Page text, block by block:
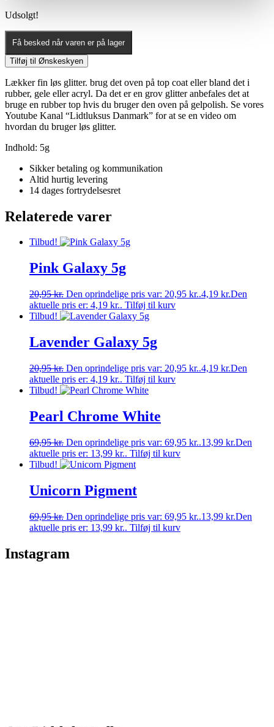
Udsolgt!
Få besked når varen er på lager
Tilføj til Ønskeskyen
Lækker fin løs glitter. brug det oven på top coat eller bland det i
rubber, gele eller acryl. Da det er en grov glitter anbefales det at
bruge en rubber top hvis du bruger den oven på gelpolish. Se vores
Youtube Kanal “Lidtluksus Danmark” for at se en video om
hvordan du bruger løs glitter.
Indhold: 5g
Sikker betaling og kommunikation
Altid hurtig levering
14 dages fortrydelsesret
Relaterede varer
Tilbud!
Pink Galaxy 5g
20,95kr. Den oprindelige pris var: 20,95 kr..4,19 kr.Den
aktuelle pris er: 4,19 kr.. Tilføj til kurv
Tilbud!
Lavender Galaxy 5g
20,95kr. Den oprindelige pris var: 20,95 kr..4,19 kr.Den
aktuelle pris er: 4,19 kr.. Tilføj til kurv
Tilbud!
Pearl Chrome White
69,95kr. Den oprindelige pris var: 69,95 kr..13,99 kr.Den
aktuelle pris er: 13,99 kr.. Tilføj til kurv
Tilbud!
Unicorn Pigment
69,95kr. Den oprindelige pris var: 69,95 kr..13,99 kr.Den
aktuelle pris er: 13,99 kr.. Tilføj til kurv
Instagram